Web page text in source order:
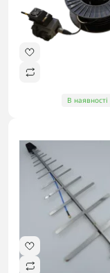
В наявності